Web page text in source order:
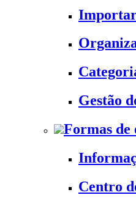
Gestão
Formas de
Centro